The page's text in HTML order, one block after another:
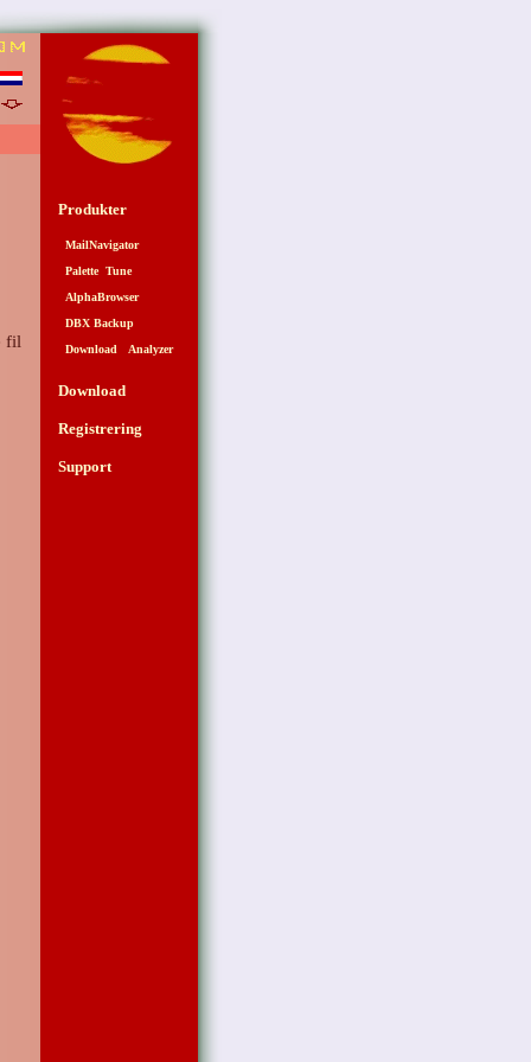
Produkter
MailNavigator
Palette Tune
AlphaBrowser
DBX Backup
Download Analyzer
Download
Registrering
Support
fil